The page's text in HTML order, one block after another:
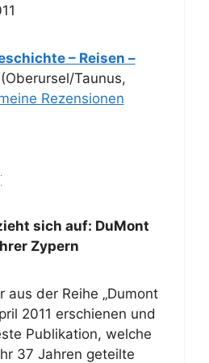
– Reisen –
Taunus,
Rezensionen
sich auf: DuMont
Zypern
aus der Reihe „Dumont
2011 erschienen und
Publikation, welche
37 Jahren geteilte